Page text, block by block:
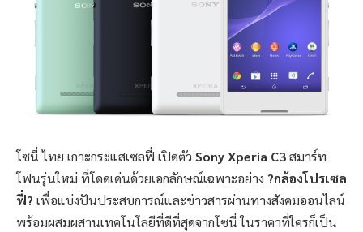
โซนี่ ไทย เกาะกระแสเซลฟี่ เปิดตัว Sony Xperia C3สมาร์ท
โฟนรุ่นใหม่ ที่โดดเด่นด้วยเอกลักษณ์เฉพาะอย่าง ?กล้องโปรเซล
ฟี่? เพื่อแบ่งปันประสบการณ์และข่าวสารผ่านทางสังคมออนไลน์
พร้อมผสมผสานเทคโนโลยีที่ดีที่สุดจากโซนี่ ในราคาที่ใครก็เป็น